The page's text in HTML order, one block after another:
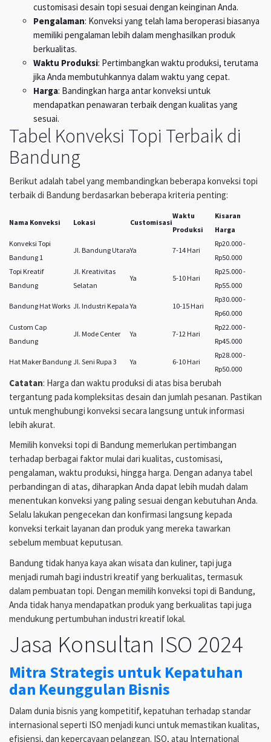
customisasi desain topi sesuai dengan keinginan Anda.
Pengalaman: Konveksi yang telah lama beroperasi biasanya
memiliki pengalaman lebih dalam menghasilkan produk
berkualitas.
Waktu Produksi: Pertimbangkan waktu produksi, terutama
jika Anda membutuhkannya dalam waktu yang cepat.
Harga: Bandingkan harga antar konveksi untuk
mendapatkan penawaran terbaik dengan kualitas yang
sesuai.
Tabel Konveksi Topi Terbaik di
Bandung
Berikut adalah tabel yang membandingkan beberapa konveksi topi
terbaik di Bandung berdasarkan beberapa kriteria penting:
Nama Konveksi Lokasi Customisasi
Waktu
Produksi
Kisaran
Harga
Konveksi Topi
Bandung 1
Jl. Bandung UtaraYa 7-14 Hari
Rp20.000 -
Rp50.000
Topi Kreatif
Bandung
Jl. Kreativitas
Selatan
Ya 5-10 Hari
Rp25.000 -
Rp55.000
Bandung Hat Works Jl. Industri Kepala Ya 10-15 Hari
Rp30.000 -
Rp60.000
Custom Cap
Bandung
Jl. Mode Center Ya 7-12 Hari
Rp22.000 -
Rp45.000
Hat Maker Bandung Jl. Seni Rupa 3 Ya 6-10 Hari
Rp28.000 -
Rp50.000
Catatan: Harga dan waktu produksi di atas bisa berubah
tergantung pada kompleksitas desain dan jumlah pesanan. Pastikan
untuk menghubungi konveksi secara langsung untuk informasi
lebih akurat.
Memilih konveksi topi di Bandung memerlukan pertimbangan
terhadap berbagai faktor mulai dari kualitas, customisasi,
pengalaman, waktu produksi, hingga harga. Dengan adanya tabel
perbandingan di atas, diharapkan Anda dapat lebih mudah dalam
menentukan konveksi yang paling sesuai dengan kebutuhan Anda.
Selalu lakukan pengecekan dan konfirmasi langsung kepada
konveksi terkait layanan dan produk yang mereka tawarkan
sebelum membuat keputusan.
Bandung tidak hanya kaya akan wisata dan kuliner, tapi juga
menjadi rumah bagi industri kreatif yang berkualitas, termasuk
dalam pembuatan topi. Dengan memilih konveksi topi di Bandung,
Anda tidak hanya mendapatkan produk yang berkualitas tapi juga
mendukung pertumbuhan industri kreatif lokal.
Jasa Konsultan ISO 2024
Mitra Strategis untuk Kepatuhan
dan Keunggulan Bisnis
Dalam dunia bisnis yang kompetitif, kepatuhan terhadap standar
internasional seperti ISO menjadi kunci untuk memastikan kualitas,
efisiensi, dan kepercayaan pelanggan. ISO, atau International